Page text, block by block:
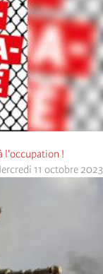
l'occupation !
11 octobre 2023